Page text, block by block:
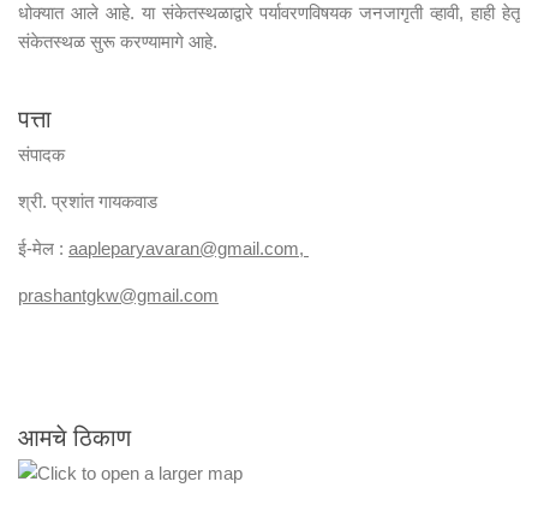
धोक्यात आले आहे. या संकेतस्थळाद्वारे पर्यावरणविषयक जनजागृती व्हावी, हाही हेतू
संकेतस्थळ सुरू करण्यामागे आहे.
पत्ता
संपादक
श्री. प्रशांत गायकवाड
ई-मेल : aapleparyavaran@gmail.com,
prashantgkw@gmail.com
आमचे ठिकाण